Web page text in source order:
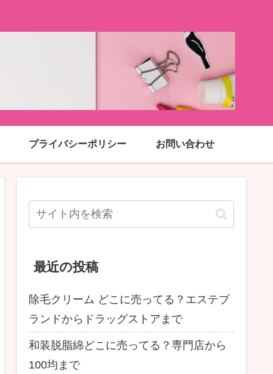
プライバシーポリシー お問い合わせ
最近の投稿
除毛クリーム どこに売ってる？エステブ
ランドからドラッグストアまで
和装脱脂綿どこに売ってる？専門店から
100均まで